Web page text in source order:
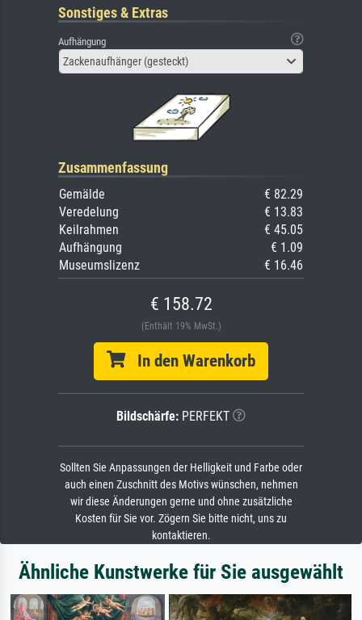
Sonstiges & Extras
Aufhängung
Zackenaufhänger (gesteckt)
Zusammenfassung
Gemälde
€ 82.29
Veredelung
€ 13.83
Keilrahmen
€ 45.05
Aufhängung
€ 1.09
Museumslizenz
€ 16.46
€ 158.72
(Enthält 19% MwSt.)
In den Warenkorb
Bildschärfe: PERFEKT
Sollten Sie Anpassungen der Helligkeit und Farbe oder
auch einen Zuschnitt des Motivs wünschen, nehmen
wir diese Änderungen gerne und ohne zusätzliche
Kosten für Sie vor. Zögern Sie bitte nicht, uns zu
kontaktieren.
Ähnliche Kunstwerke für Sie ausgewählt